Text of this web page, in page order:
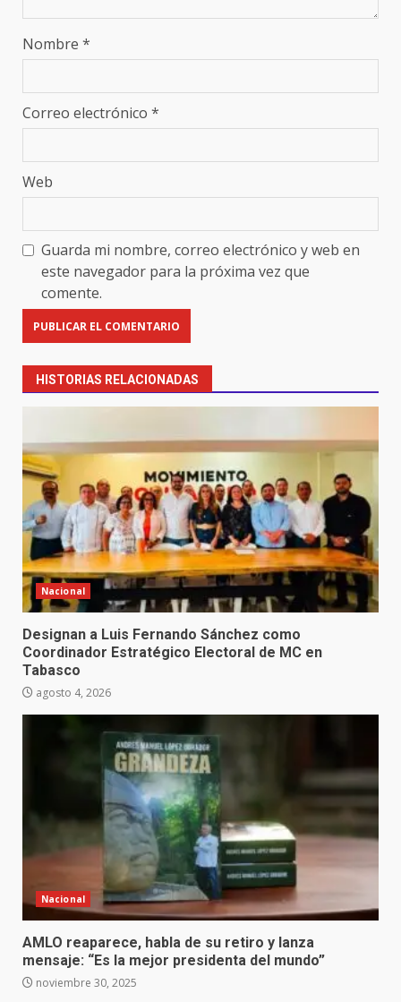
Nombre *
Correo electrónico *
Web
Guarda mi nombre, correo electrónico y web en
este navegador para la próxima vez que
comente.
HISTORIAS RELACIONADAS
Nacional
Designan a Luis Fernando Sánchez como
Coordinador Estratégico Electoral de MC en
Tabasco
agosto 4, 2026
Nacional
AMLO reaparece, habla de su retiro y lanza
mensaje: “Es la mejor presidenta del mundo”
noviembre 30, 2025